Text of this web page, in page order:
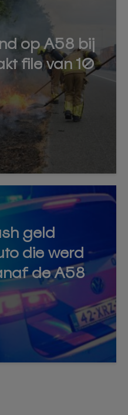
op A58 bij
file van 10
geld
die werd
de A58